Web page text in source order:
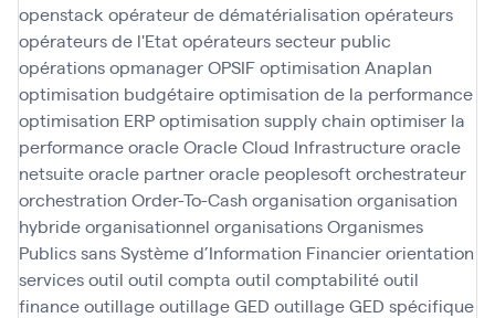
openstack opérateur de dématérialisation opérateurs
opérateurs de l'Etatopérateurs secteur public
opérationsopmanagerOPSIFoptimisation Anaplan
optimisation budgétaireoptimisation de la performance
optimisation ERPoptimisation supply chain optimiser la
performanceoracleOracle Cloud Infrastructureoracle
netsuiteoracle partneroracle peoplesoftorchestrateur
orchestration Order-To-Cashorganisation organisation
hybrideorganisationnel organisationsOrganismes
Publics sans Système d’Information Financierorientation
servicesoutil outil compta outil comptabilitéoutil
financeoutillageoutillage GED outillage GED spécifique